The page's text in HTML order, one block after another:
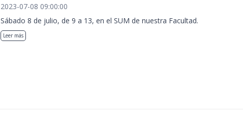
2023-07-08 09:00:00
Sábado 8 de julio, de 9 a 13, en el SUM de nuestra Facultad.
Leer más